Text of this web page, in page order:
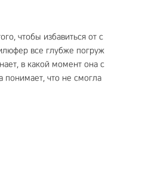
чтобы избавиться от с
все глубже погруж
в какой момент она с
понимает, что не смогла